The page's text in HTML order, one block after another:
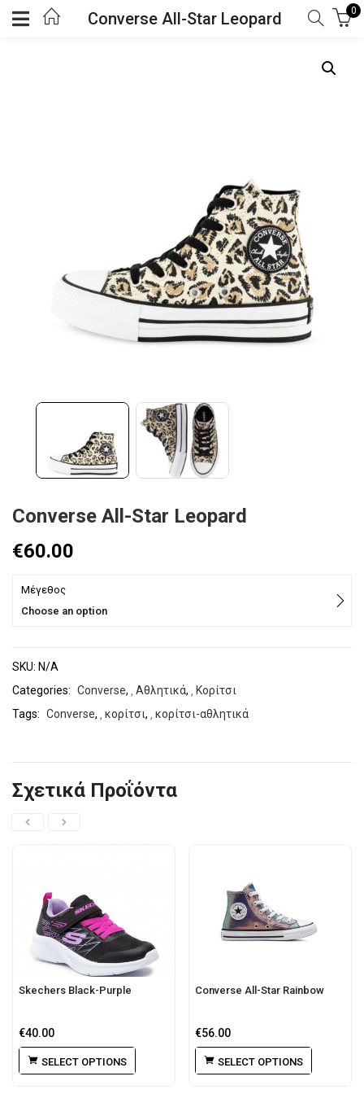
Converse All-Star Leopard 0
Converse All-Star Leopard
€60.00
Μέγεθος
Choose an option
SKU: N/A
Categories: Converse, Αθλητικά,
Κορίτσι
Tags: Converse, κορίτσι, κορίτσι-αθλητικά
Σχετικά Προΐόντα
Skechers Black-Purple
€40.00
SELECT OPTIONS
Converse All-Star Rainbow
€56.00
SELECT OPTIONS